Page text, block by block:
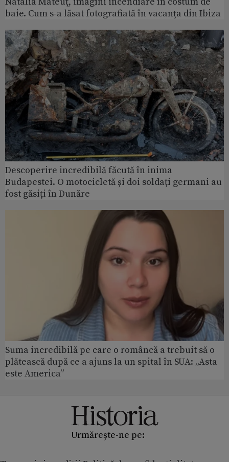
baie. Cum s-a lăsat fotografiată în vacanța din Ibiza
Descoperire incredibilă făcută în inima
Budapestei. O motocicletă și doi soldați germani au
fost găsiți în Dunăre
Suma incredibilă pe care o româncă a trebuit să o
plătească după ce a ajuns la un spital în SUA: „Asta
este America”
Urmărește-ne pe: